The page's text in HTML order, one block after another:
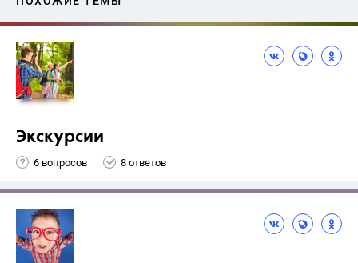
Экскурсии
6 вопросов 8 ответов